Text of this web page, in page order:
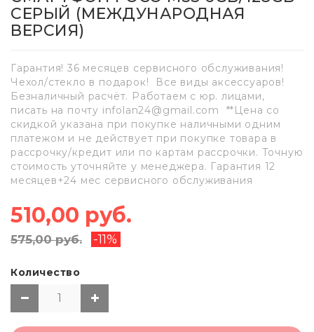
СЕРЫЙ (МЕЖДУНАРОДНАЯ
ВЕРСИЯ)
Гарантия! 36 месяцев сервисного обслуживания!
Чехол/стекло в подарок! Все виды аксессуаров!
Безналичный расчёт. Работаем с юр. лицами,
писать на почту infolan24@gmail.com **Цена со
скидкой указана при покупке наличными одним
платежом и не действует при покупке товара в
рассрочку/кредит или по картам рассрочки. Точную
стоимость уточняйте у менеджера. Гарантия 12
месяцев+24 мес сервисного обслуживания
510,00 руб.
575,00 руб. -11%
Количество